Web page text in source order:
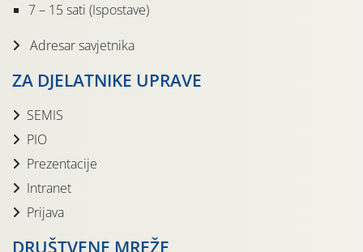
7 – 15 sati (Ispostave)
Adresar savjetnika
ZA DJELATNIKE UPRAVE
SEMIS
PIO
Prezentacije
Intranet
Prijava
DRUŠTVENE MREŽE